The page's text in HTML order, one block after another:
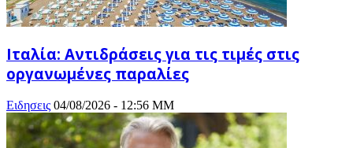
Ιταλία: Αντιδράσεις για τις τιμές στις
οργανωμένες παραλίες
Ειδησεις 04/08/2026 - 12:56 ΜΜ